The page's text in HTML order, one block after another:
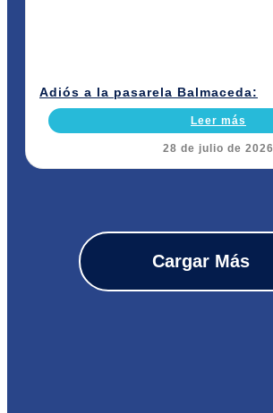
Adiós a la pasarela Balmaceda:
Leer más
28 de julio de 2026
Cargar Más